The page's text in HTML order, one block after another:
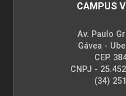
Tecnologia de
seus Derivados:
Cacau em Pó e
CAMPUS
Av. Paulo
Gávea -
CEP.
CNPJ -
(34)